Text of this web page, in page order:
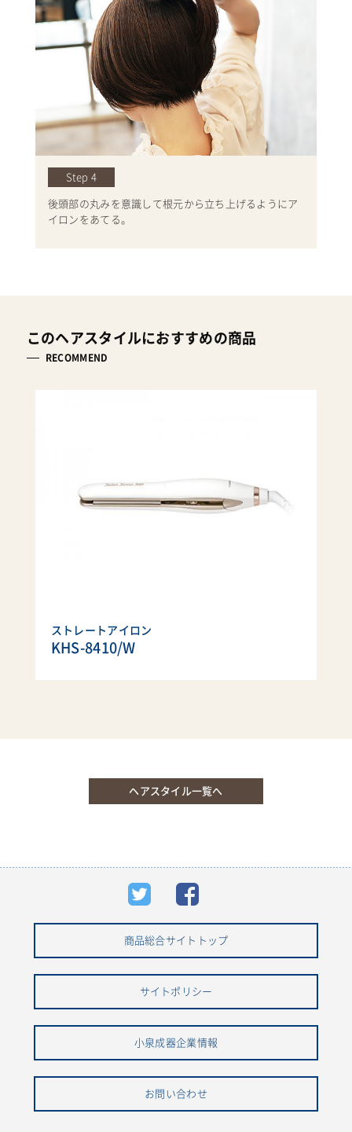
Step 4
後頭部の丸みを意識して根元から立ち上げるようにア
イロンをあてる。
このヘアスタイルにおすすめの商品
RECOMMEND
ストレートアイロン
KHS-8410/W
ヘアスタイル一覧へ
商品総合サイトトップ
サイトポリシー
小泉成器企業情報
お問い合わせ